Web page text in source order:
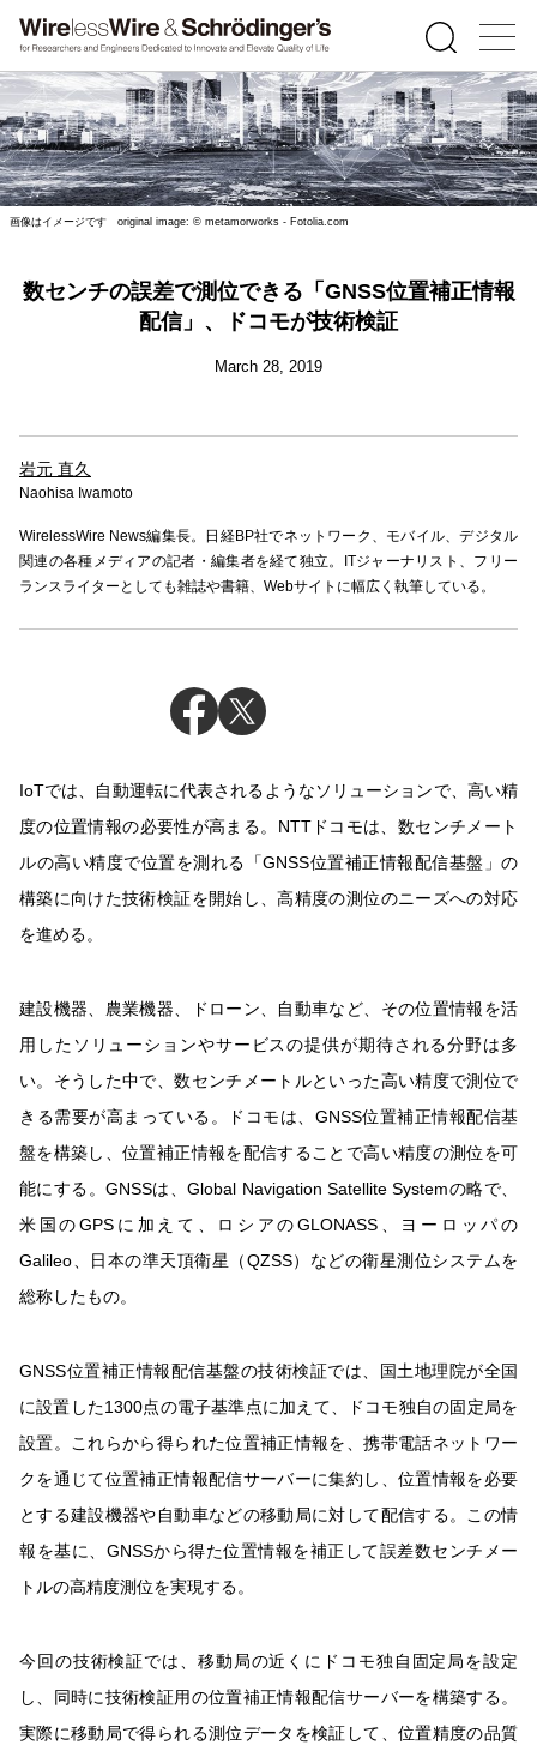
画像はイメージです original image: © metamorworks - Fotolia.com
数センチの誤差で測位できる「GNSS位置補正情報
配信」、ドコモが技術検証
March 28, 2019
岩元 直久
Naohisa Iwamoto
WirelessWire News編集長。日経BP社でネットワーク、モバイル、デジタル
関連の各種メディアの記者・編集者を経て独立。ITジャーナリスト、フリー
ランスライターとしても雑誌や書籍、Webサイトに幅広く執筆している。
IoTでは、自動運転に代表されるようなソリューションで、高い精
度の位置情報の必要性が高まる。NTTドコモは、数センチメート
ルの高い精度で位置を測れる「GNSS位置補正情報配信基盤」の
構築に向けた技術検証を開始し、高精度の測位のニーズへの対応
を進める。
建設機器、農業機器、ドローン、自動車など、その位置情報を活
用したソリューションやサービスの提供が期待される分野は多
い。そうした中で、数センチメートルといった高い精度で測位で
きる需要が高まっている。ドコモは、GNSS位置補正情報配信基
盤を構築し、位置補正情報を配信することで高い精度の測位を可
能にする。GNSSは、Global Navigation Satellite Systemの略で、
米国のGPSに加えて、ロシアのGLONASS、ヨーロッパの
Galileo、日本の準天頂衛星（QZSS）などの衛星測位システムを
総称したもの。
GNSS位置補正情報配信基盤の技術検証では、国土地理院が全国
に設置した1300点の電子基準点に加えて、ドコモ独自の固定局を
設置。これらから得られた位置補正情報を、携帯電話ネットワー
クを通じて位置補正情報配信サーバーに集約し、位置情報を必要
とする建設機器や自動車などの移動局に対して配信する。この情
報を基に、GNSSから得た位置情報を補正して誤差数センチメー
トルの高精度測位を実現する。
今回の技術検証では、移動局の近くにドコモ独自固定局を設定
し、同時に技術検証用の位置補正情報配信サーバーを構築する。
実際に移動局で得られる測位データを検証して、位置精度の品質